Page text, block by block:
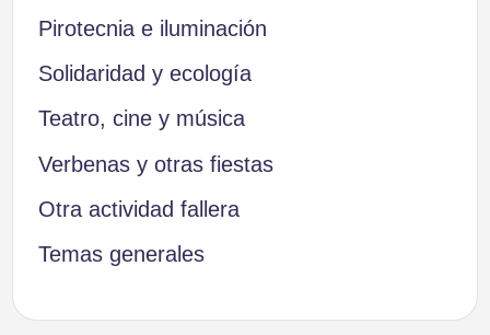
Pirotecnia e iluminación
Solidaridad y ecología
Teatro, cine y música
Verbenas y otras fiestas
Otra actividad fallera
Temas generales